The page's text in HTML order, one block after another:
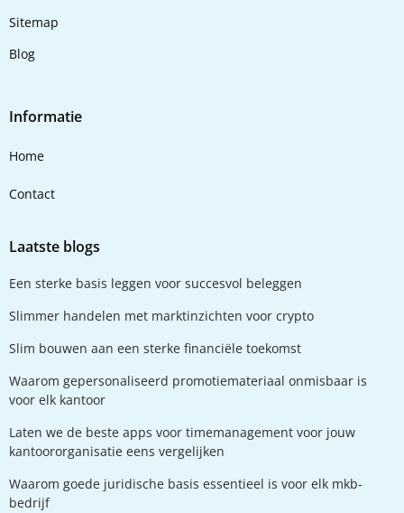
Sitemap
Blog
Informatie
Home
Contact
Laatste blogs
Een sterke basis leggen voor succesvol beleggen
Slimmer handelen met marktinzichten voor crypto
Slim bouwen aan een sterke financiële toekomst
Waarom gepersonaliseerd promotiemateriaal onmisbaar is
voor elk kantoor
Laten we de beste apps voor timemanagement voor jouw
kantoororganisatie eens vergelijken
Waarom goede juridische basis essentieel is voor elk mkb-
bedrijf